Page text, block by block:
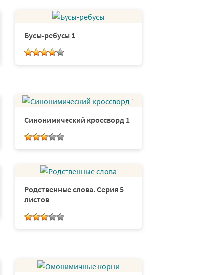
Бусы-ребусы 1
Синонимический кроссворд 1
Родственные слова. Серия 5
листов